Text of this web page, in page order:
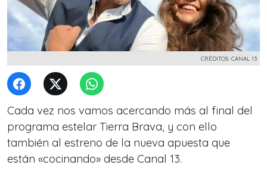
CRÉDITOS: CANAL 13
Cada vez nos vamos acercando más al final del
programa estelar Tierra Brava, y con ello
también al estreno de la nueva apuesta que
están «cocinando» desde Canal 13.